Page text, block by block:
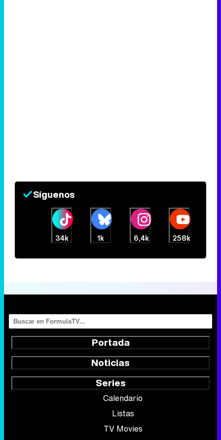
Síguenos
34k 1k 6,4k 258k
Portada
Noticias
Series
Calendario
Listas
TV Movies